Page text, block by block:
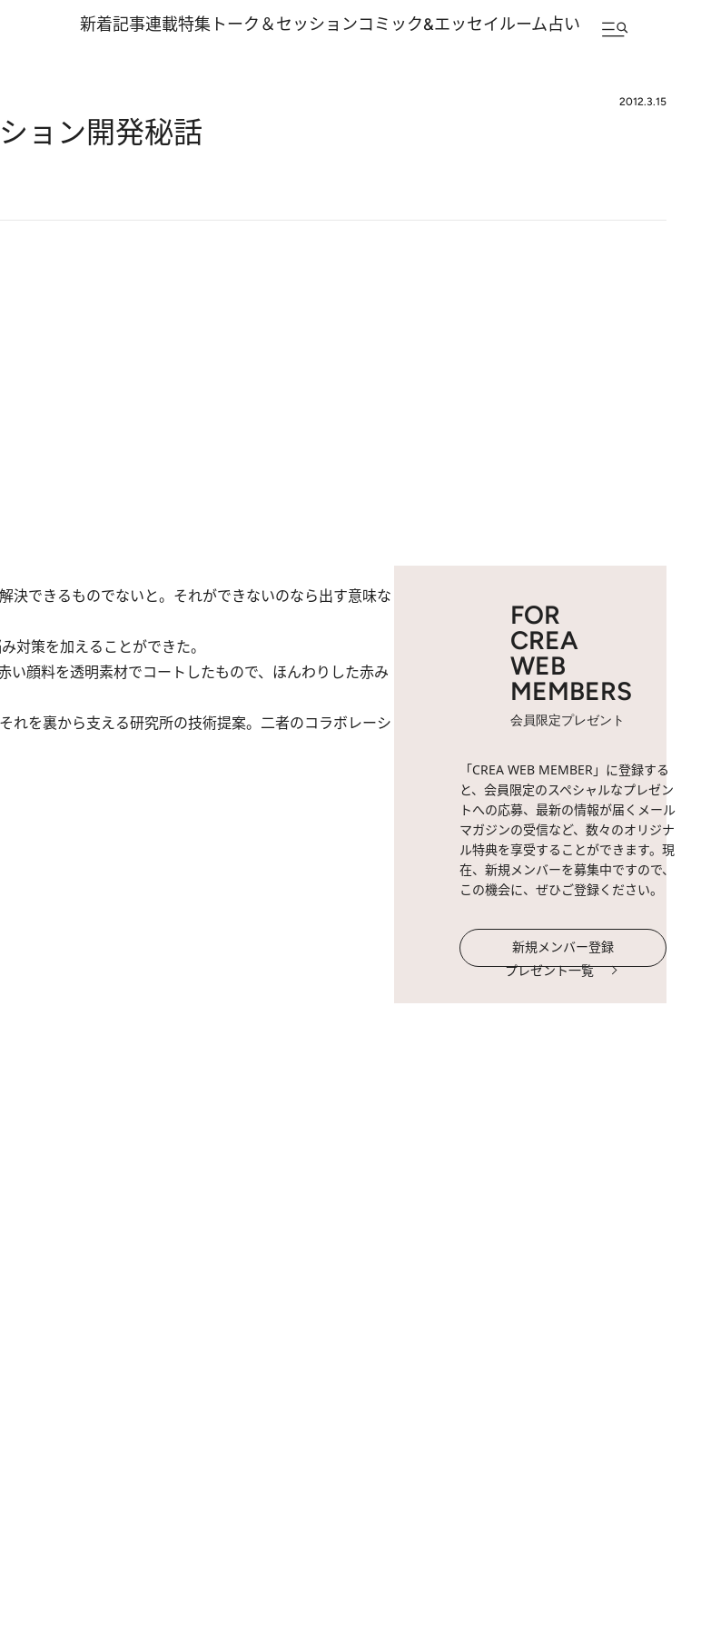
新着記事連載特集 トーク＆セッションコミック&エッセイルーム占い
2012.3.15
ョン開発秘話
決できるものでないと。それができないのなら出す意味な
対策を加えることができた。
い顔料を透明素材でコートしたもので、ほんわりした赤み
を裏から支える研究所の技術提案。二者のコラボレーシ
FOR
CREA
WEB
MEMBERS
会員限定プレゼント
「CREA WEB MEMBER」に登録する
と、会員限定のスペシャルなプレゼン
トへの応募、最新の情報が届くメール
マガジンの受信など、数々のオリジナ
ル特典を享受することができます。現
在、新規メンバーを募集中ですので、
この機会に、ぜひご登録ください。
新規メンバー登録
プレゼント一覧